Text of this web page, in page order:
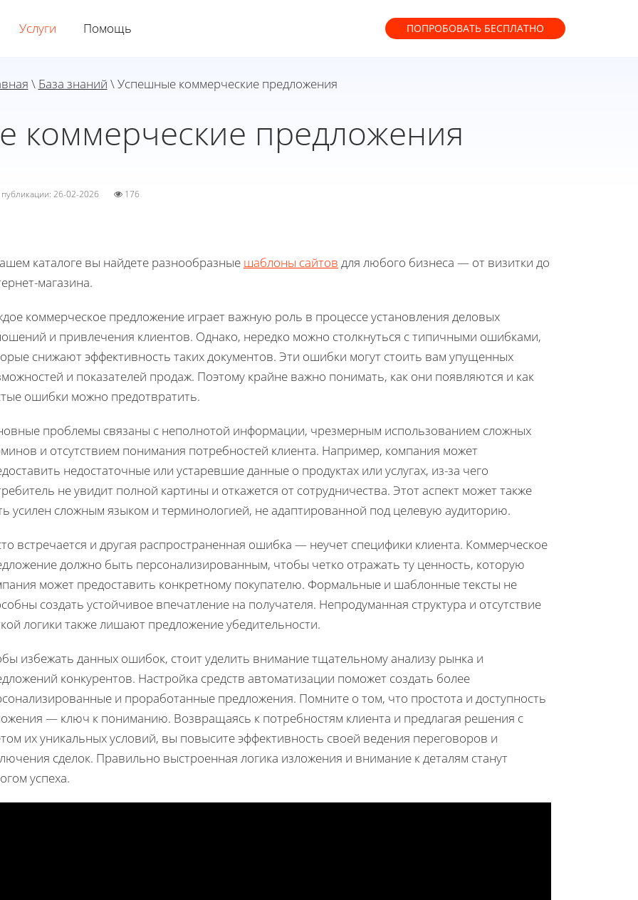
Услуги Помощь ПОПРОБОВАТЬ БЕСПЛАТНО
\ База знаний \ Успешные коммерческие предложения
коммерческие предложения
публикации: 26-02-2026 176
каталоге вы найдете разнообразные шаблоны сайтов для любого бизнеса — от визитки до
магазина.
коммерческое предложение играет важную роль в процессе установления деловых
и привлечения клиентов. Однако, нередко можно столкнуться с типичными ошибками,
снижают эффективность таких документов. Эти ошибки могут стоить вам упущенных
и показателей продаж. Поэтому крайне важно понимать, как они появляются и как
ошибки можно предотвратить.
проблемы связаны с неполнотой информации, чрезмерным использованием сложных
и отсутствием понимания потребностей клиента. Например, компания может
недостаточные или устаревшие данные о продуктах или услугах, из-за чего
не увидит полной картины и откажется от сотрудничества. Этот аспект может также
усилен сложным языком и терминологией, не адаптированной под целевую аудиторию.
встречается и другая распространенная ошибка — неучет специфики клиента. Коммерческое
должно быть персонализированным, чтобы четко отражать ту ценность, которую
может предоставить конкретному покупателю. Формальные и шаблонные тексты не
создать устойчивое впечатление на получателя. Непродуманная структура и отсутствие
логики также лишают предложение убедительности.
избежать данных ошибок, стоит уделить внимание тщательному анализу рынка и
конкурентов. Настройка средств автоматизации поможет создать более
и проработанные предложения. Помните о том, что простота и доступность
— ключ к пониманию. Возвращаясь к потребностям клиента и предлагая решения с
их уникальных условий, вы повысите эффективность своей ведения переговоров и
сделок. Правильно выстроенная логика изложения и внимание к деталям станут
успеха.